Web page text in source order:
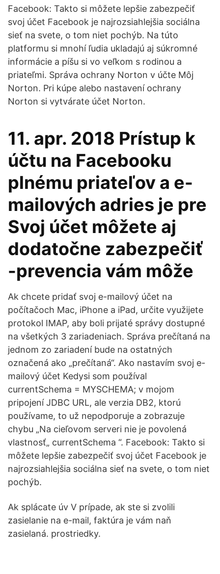
Facebook: Takto si môžete lepšie zabezpečiť
svoj účet Facebook je najrozsiahlejšia sociálna
sieť na svete, o tom niet pochýb. Na túto
platformu si mnohí ľudia ukladajú aj súkromné
informácie a píšu si vo veľkom s rodinou a
priateľmi. Správa ochrany Norton v účte Môj
Norton. Pri kúpe alebo nastavení ochrany
Norton si vytvárate účet Norton.
11. apr. 2018 Prístup k
účtu na Facebooku
plnému priateľov a e-
mailových adries je pre
Svoj účet môžete aj
dodatočne zabezpečiť
-prevencia vám môže
Ak chcete pridať svoj e-mailový účet na
počítačoch Mac, iPhone a iPad, určite využijete
protokol IMAP, aby boli prijaté správy dostupné
na všetkých 3 zariadeniach. Správa prečítaná na
jednom zo zariadení bude na ostatných
označená ako „prečítaná“. Ako nastavím svoj e-
mailový účet Kedysi som používal
currentSchema = MYSCHEMA; v mojom
pripojení JDBC URL, ale verzia DB2, ktorú
používame, to už nepodporuje a zobrazuje
chybu „Na cieľovom serveri nie je povolená
vlastnosť„ currentSchema “. Facebook: Takto si
môžete lepšie zabezpečiť svoj účet Facebook je
najrozsiahlejšia sociálna sieť na svete, o tom niet
pochýb.
Ak splácate úv V prípade, ak ste si zvolili
zasielanie na e-mail, faktúra je vám naň
zasielaná. prostriedky.